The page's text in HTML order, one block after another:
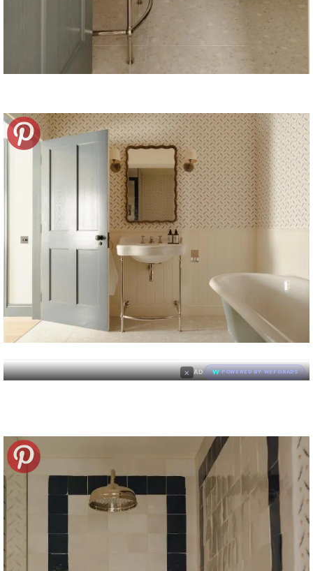
× AD POWERED BY WEFORADS